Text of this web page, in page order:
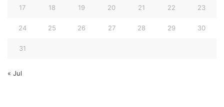
17 18 19 20 21 22 23
24 25 26 27 28 29 30
31
« Jul